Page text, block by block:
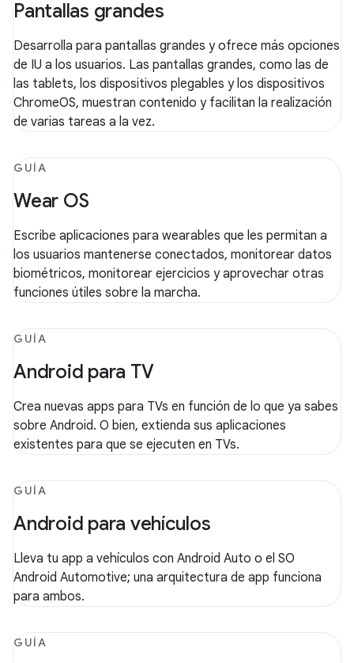
Pantallas grandes
Desarrolla para pantallas grandes y ofrece más opciones
de IU a los usuarios. Las pantallas grandes, como las de
las tablets, los dispositivos plegables y los dispositivos
ChromeOS, muestran contenido y facilitan la realización
de varias tareas a la vez.
GUÍA
Wear OS
Escribe aplicaciones para wearables que les permitan a
los usuarios mantenerse conectados, monitorear datos
biométricos, monitorear ejercicios y aprovechar otras
funciones útiles sobre la marcha.
GUÍA
Android para TV
Crea nuevas apps para TVs en función de lo que ya sabes
sobre Android. O bien, extienda sus aplicaciones
existentes para que se ejecuten en TVs.
GUÍA
Android para vehículos
Lleva tu app a vehículos con Android Auto o el SO
Android Automotive; una arquitectura de app funciona
para ambos.
GUÍA